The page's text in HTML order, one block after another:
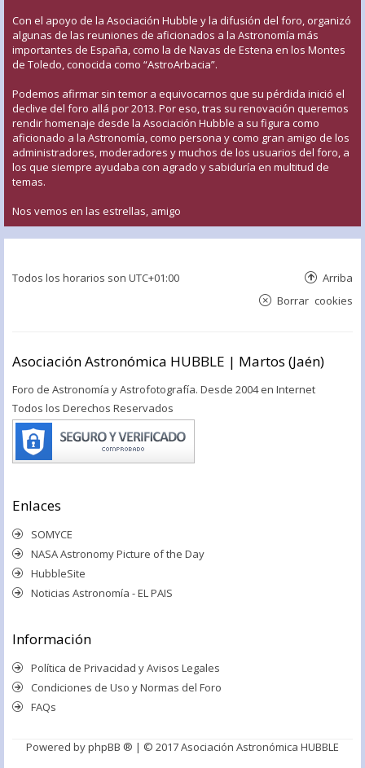
Con el apoyo de la Asociación Hubble y la difusión del foro, organizó
algunas de las reuniones de aficionados a la Astronomía más
importantes de España, como la de Navas de Estena en los Montes
de Toledo, conocida como “AstroArbacia”.
Podemos afirmar sin temor a equivocarnos que su pérdida inició el
declive del foro allá por 2013. Por eso, tras su renovación queremos
rendir homenaje desde la Asociación Hubble a su figura como
aficionado a la Astronomía, como persona y como gran amigo de los
administradores, moderadores y muchos de los usuarios del foro, a
los que siempre ayudaba con agrado y sabiduría en multitud de
temas.
Nos vemos en las estrellas, amigo
Todos los horarios son UTC+01:00 Arriba
Borrar cookies
Asociación Astronómica HUBBLE | Martos (Jaén)
Foro de Astronomía y Astrofotografía. Desde 2004 en Internet
Todos los Derechos Reservados
Enlaces
SOMYCE
NASA Astronomy Picture of the Day
HubbleSite
Noticias Astronomía - EL PAIS
Información
Política de Privacidad y Avisos Legales
Condiciones de Uso y Normas del Foro
FAQs
Powered byphpBB ® | © 2017 Asociación Astronómica HUBBLE